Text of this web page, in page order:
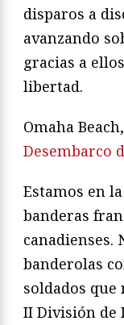
disparos a
avanzando
gracias a
libertad.
Omaha
Desembarco
Estamos en
banderas
canadienses.
banderolas
soldados
II División de